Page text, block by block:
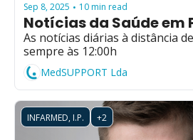
Sep 8, 2025 • 10 min read
Notícias da Saúde em
As notícias diárias à distância
sempre às 12:00h
MedSUPPORT Lda
INFARMED, I.P. +2